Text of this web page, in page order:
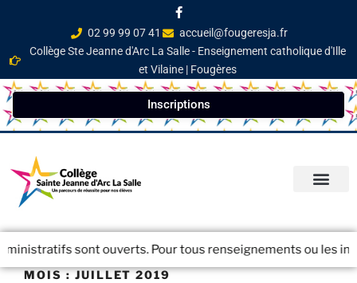
02 99 99 07 41
accueil@fougeresja.fr
Collège Ste Jeanne d'Arc La Salle - Enseignement catholique d'Ille
et Vilaine | Fougères
Inscriptions
sont ouverts. Pour tous renseignements ou les
MOIS :JUILLET 2019